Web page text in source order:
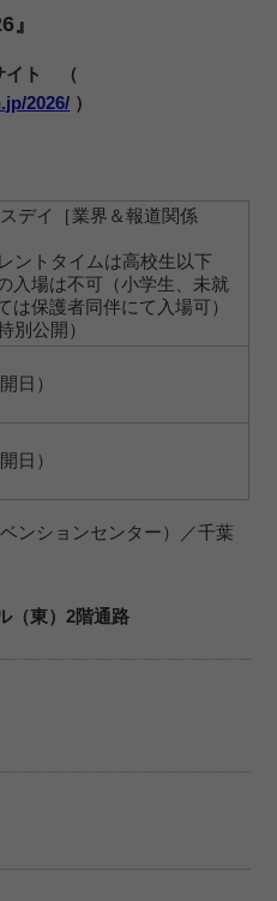
』
イト （
2026/ ）
デイ［業界＆報道関係
ントタイムは高校生以下
入場は不可（小学生、未就
は保護者同伴にて入場可）
別公開）
日）
日）
ンションセンター）／千葉
（東）2階通路